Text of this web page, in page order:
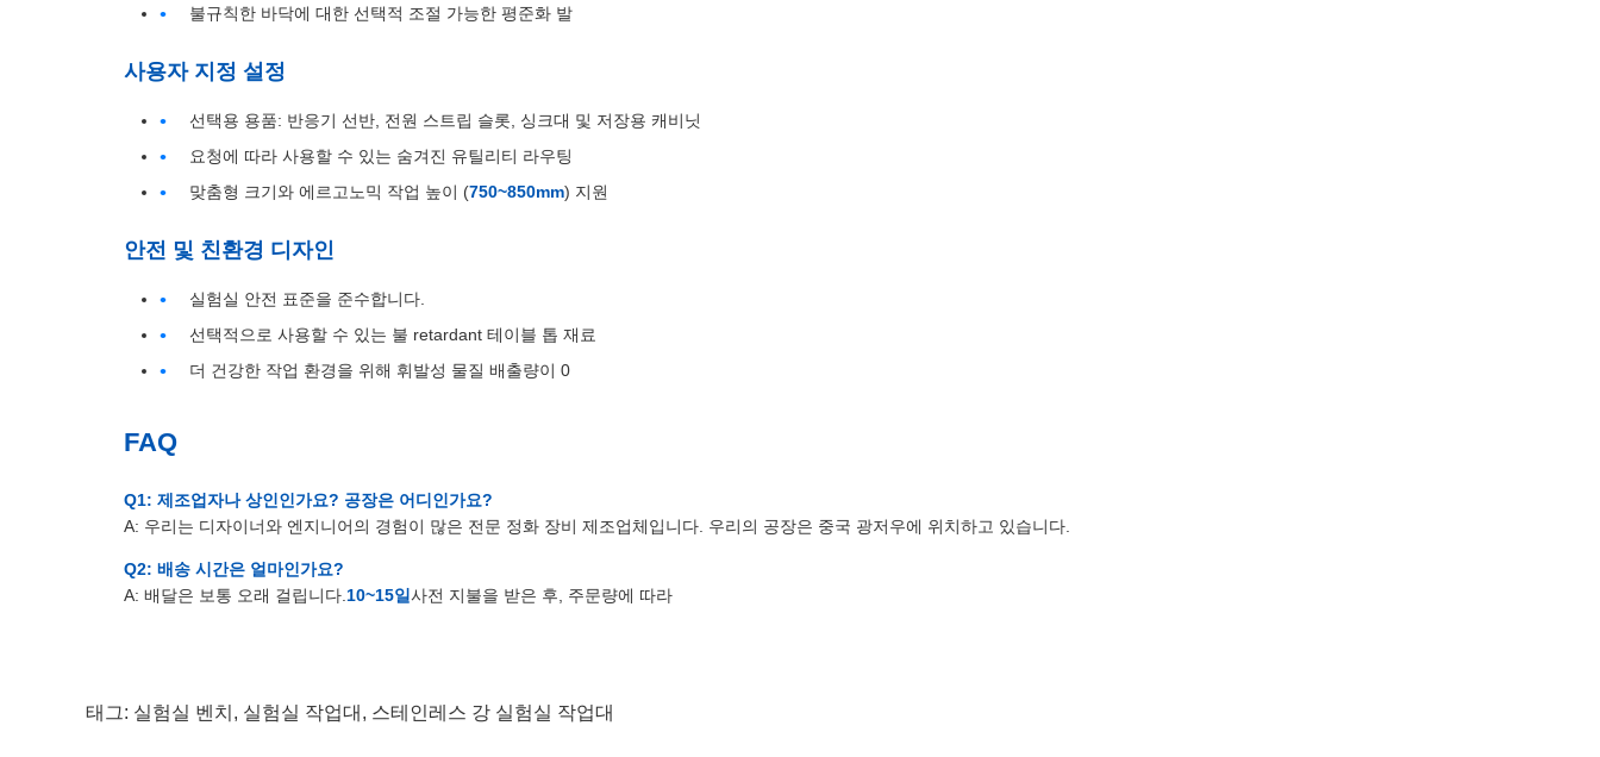
불규칙한 바닥에 대한 선택적 조절 가능한 평준화 발
사용자 지정 설정
선택용 용품: 반응기 선반, 전원 스트립 슬롯, 싱크대 및 저장용 캐비닛
요청에 따라 사용할 수 있는 숨겨진 유틸리티 라우팅
맞춤형 크기와 에르고노믹 작업 높이 (750~850mm) 지원
안전 및 친환경 디자인
실험실 안전 표준을 준수합니다.
선택적으로 사용할 수 있는 불 retardant 테이블 톱 재료
더 건강한 작업 환경을 위해 휘발성 물질 배출량이 0
FAQ
Q1: 제조업자나 상인인가요? 공장은 어디인가요?
A: 우리는 디자이너와 엔지니어의 경험이 많은 전문 정화 장비 제조업체입니다. 우리의 공장은 중국 광저우에 위치하고 있습니다.
Q2: 배송 시간은 얼마인가요?
A: 배달은 보통 오래 걸립니다. 10~15일사전 지불을 받은 후, 주문량에 따라
태그: 실험실 벤치 , 실험실 작업대 , 스테인레스 강 실험실 작업대